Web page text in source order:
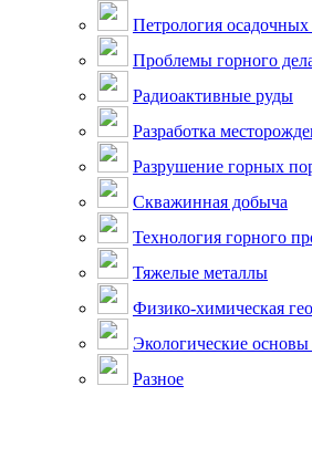
Петрология
Проблемы горного
Радиоактивные руды
Разработка
Разрушение горных
Скважинная добыча
Технология горного
Тяжелые металлы
Физико-химическая
Экологические основы
Разное